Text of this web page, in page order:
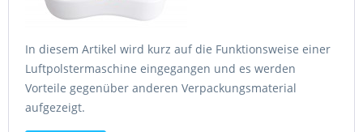
In diesem Artikel wird kurz auf die Funktionsweise einer
Luftpolstermaschine eingegangen und es werden
Vorteile gegenüber anderen Verpackungsmaterial
aufgezeigt.